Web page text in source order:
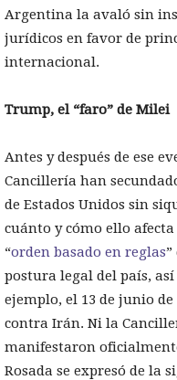
Argentina la avaló sin
jurídicos en favor de
internacional.
Trump, el “faro” de Milei
Antes y después de ese
Cancillería han
de Estados Unidos sin
cuánto y cómo ello
“orden basado en reglas”
postura legal del país,
ejemplo, el 13 de junio
contra Irán. Ni la
manifestaron
Rosada se expresó de la